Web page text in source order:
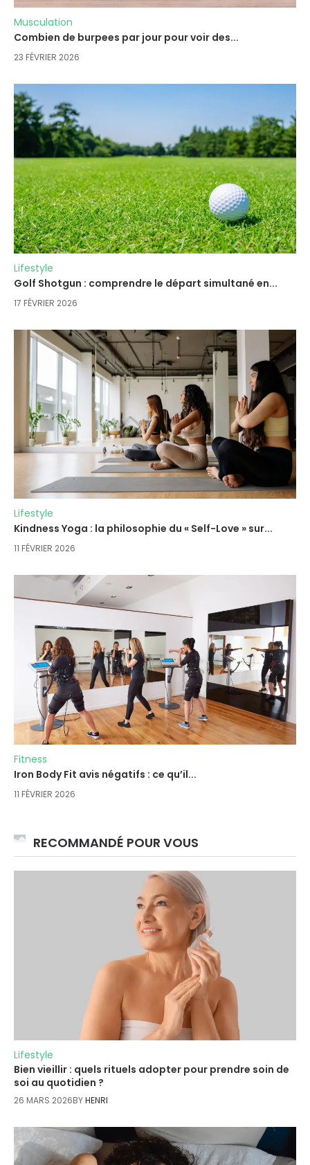
Musculation
Combien de burpees par jour pour voir des...
23 FÉVRIER 2026
Lifestyle
Golf Shotgun : comprendre le départ simultané en...
17 FÉVRIER 2026
Lifestyle
Kindness Yoga : la philosophie du « Self-Love » sur...
11 FÉVRIER 2026
Fitness
Iron Body Fit avis négatifs : ce qu’il...
11 FÉVRIER 2026
RECOMMANDÉ POUR VOUS
Lifestyle
Bien vieillir : quels rituels adopter pour prendre soin de
soi au quotidien ?
26 MARS 2026BYHENRI